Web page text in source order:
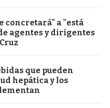
concretará" a "está
agentes y dirigentes
que pueden
hepática y los